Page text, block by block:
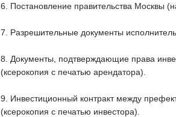
6. Постановление правительства Москвы
7. Разрешительные документы
8. Документы, подтверждающие права
(ксерокопия с печатью арендатора).
9. Инвестиционный контракт между
(ксерокопия с печатью инвестора).